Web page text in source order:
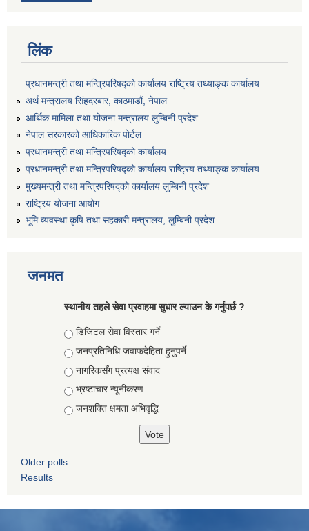
लिंक
प्रधानमन्त्री तथा मन्त्रिपरिषद्को कार्यालय राष्ट्रिय तथ्याङ्क कार्यालय
अर्थ मन्त्रालय सिंहदरबार, काठमाडौं, नेपाल
आर्थिक मामिला तथा योजना मन्त्रालय लुम्बिनी प्रदेश
नेपाल सरकारको आधिकारिक पोर्टल
प्रधानमन्त्री तथा मन्त्रिपरिषद्को कार्यालय
प्रधानमन्त्री तथा मन्त्रिपरिषद्को कार्यालय राष्ट्रिय तथ्याङ्क कार्यालय
मुख्यमन्त्री तथा मन्त्रिपरिषद्को कार्यालय लुम्बिनी प्रदेश
राष्ट्रिय योजना आयोग
भूमि व्यवस्था कृषि तथा सहकारी मन्त्रालय, लुम्बिनी प्रदेश
जनमत
स्थानीय तहले सेवा प्रवाहमा सुधार ल्याउन के गर्नुपर्छ ?
Choices
डिजिटल सेवा विस्तार गर्ने
जनप्रतिनिधि जवाफदेहिता हुनुपर्ने
नागरिकसँग प्रत्यक्ष संवाद
भ्रष्टाचार न्यूनीकरण
जनशक्ति क्षमता अभिवृद्धि
Older polls
Results